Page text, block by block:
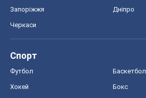
Запоріжжя Дніпро
Черкаси
Спорт
Футбол Баскетбол
Хокей Бокс